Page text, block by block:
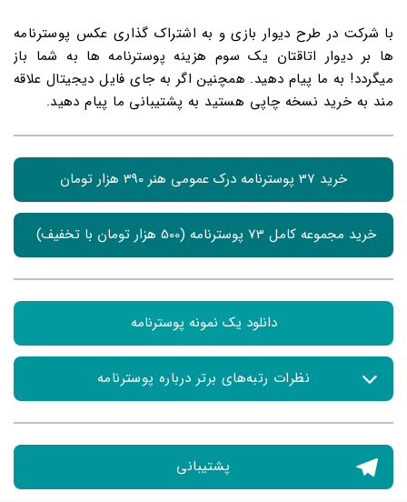
با شرکت در طرح دیوار بازی و به اشتراک گذاری عکس پوسترنامه
ها بر دیوار اتاقتان یک سوم هزینه پوسترنامه ها به شما باز
میگردد! به ما پیام دهید. همچنین اگر به جای فایل دیجیتال علاقه
مند به خرید نسخه چاپی هستید به پشتیبانی ما پیام دهید.
خرید 37 پوسترنامه درک عمومی هنر 390 هزار تومان
خرید مجموعه کامل 73 پوسترنامه (500 هزار تومان با تخفیف)
دانلود یک نمونه پوسترنامه
نظرات رتبه‌های برتر درباره پوسترنامه
پارسا انصاری رتبه چهار کشوری کنکور هنر:
یکی از بزرگترین مشکلات من در سال کنکور، فراموش کردن
اسم هنرمندان و سبک ها بود. برای همین خلاصه های
پشتیبانی